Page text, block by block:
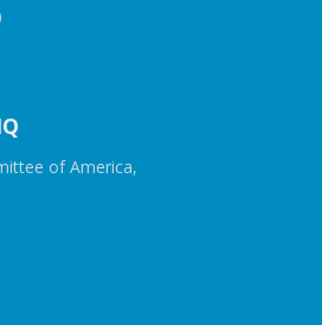
of America,